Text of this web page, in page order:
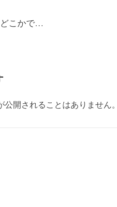
こかで…
公開されることはありません。